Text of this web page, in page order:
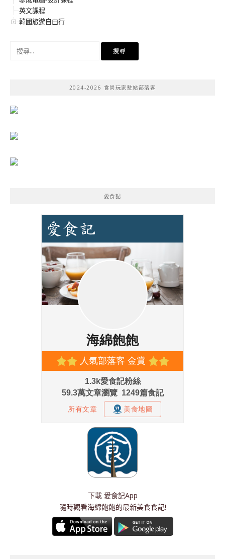
英文課程
韓國旅遊自由行
2024-2026 食尚玩家駐站部落客
愛食記
下載 愛食記App
隨時觀看海綿飽飽的最新美食食記!